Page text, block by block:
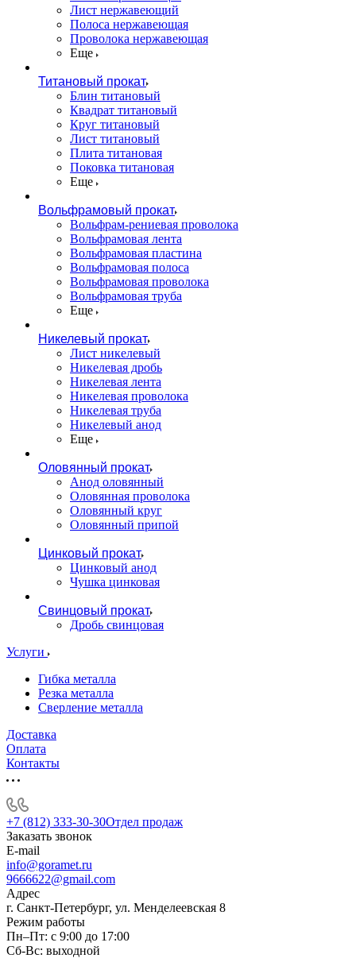
Лист нержавеющий
Полоса нержавеющая
Проволока нержавеющая
Еще
Титановый прокат
Блин титановый
Квадрат титановый
Круг титановый
Лист титановый
Плита титановая
Поковка титановая
Еще
Вольфрамовый прокат
Вольфрам-рениевая проволока
Вольфрамовая лента
Вольфрамовая пластина
Вольфрамовая полоса
Вольфрамовая проволока
Вольфрамовая труба
Еще
Никелевый прокат
Лист никелевый
Никелевая дробь
Никелевая лента
Никелевая проволока
Никелевая труба
Никелевый анод
Еще
Оловянный прокат
Анод оловянный
Оловянная проволока
Оловянный круг
Оловянный припой
Цинковый прокат
Цинковый анод
Чушка цинковая
Свинцовый прокат
Дробь свинцовая
Услуги
Гибка металла
Резка металла
Сверление металла
Доставка
Оплата
Контакты
+7 (812) 333-30-30Отдел продаж
Заказать звонок
E-mail
info@goramet.ru
9666622@gmail.com
Адрес
г. Санкт-Петербург, ул. Менделеевская 8
Режим работы
Пн–Пт: с 9:00 до 17:00
Сб-Вс: выходной